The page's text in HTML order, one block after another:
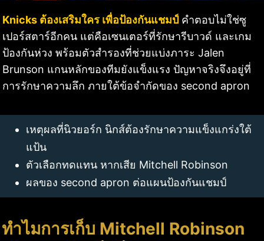
Knicks ต้องเสริมใคร เพื่อป้องกันแชมป์ คำตอบไม่ใช่ซู
เปอร์สตาร์อีกคน แต่คือเซนเตอร์ที่รักษารีบาวด์ และเกม
ป้องกันห่วง พร้อมตัวสำรองที่ช่วยแบ่งภาระ Jalen
Brunson แกนหลักของทีมยังแข็งแรง ปัญหาจริงจึงอยู่ที่
การรักษาความลึก ภายใต้ข้อจำกัดของ second apron
เหตุผลที่นิวยอร์ก นิกส์ต้องรักษาความแข็งแกร่งใต้
แป้น
ตัวเลือกทดแทน หากเสีย Mitchell Robinson
ผลของ second apron ต่อแผนป้องกันแชมป์
ทำไมการเก็บ Mitchell Robinson